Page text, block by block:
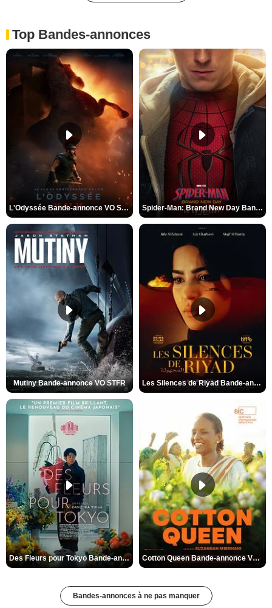
Top Bandes-annonces
L'Odyssée Bande-annonce VO STFR Spider-Man: Brand New Day Bande-annonce VO STFR
Mutiny Bande-annonce VO STFR Les Silences de Riyad Bande-annonce VO STFR
Des Fleurs pour Tokyo Bande-annonce VO STFR Cotton Queen Bande-annonce VO STFR
Bandes-annonces à ne pas manquer